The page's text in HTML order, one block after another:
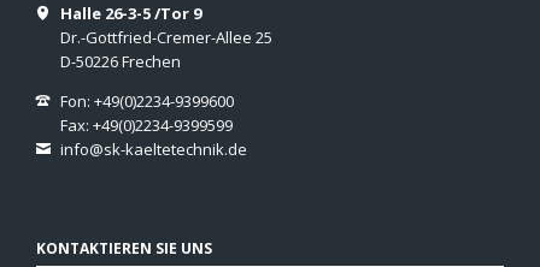
Halle 26-3-5 /Tor 9
Dr.-Gottfried-Cremer-Allee 25
D-50226 Frechen
Fon: +49(0)2234-9399600
Fax: +49(0)2234-9399599
info@sk-kaeltetechnik.de
KONTAKTIEREN SIE UNS